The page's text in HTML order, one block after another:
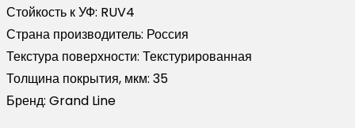
Стойкость к УФ: RUV4
Страна производитель: Россия
Текстура поверхности: Текстурированная
Толщина покрытия, мкм: 35
Бренд: Grand Line